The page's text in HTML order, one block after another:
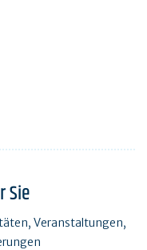
Sie
Veranstaltungen,